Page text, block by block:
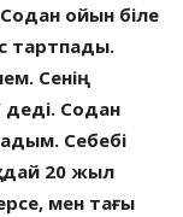
ойын біле
тартпады.
Сенің
Содан
Себебі
20 жыл
мен тағы